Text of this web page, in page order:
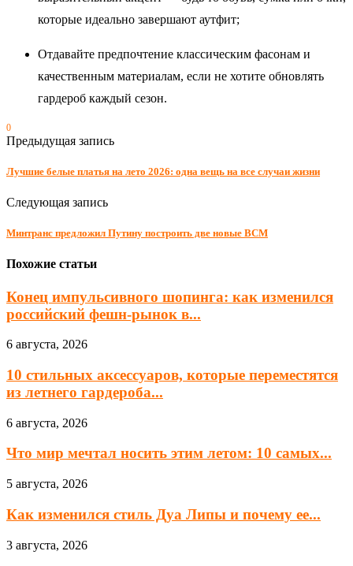
которые идеально завершают аутфит;
Отдавайте предпочтение классическим фасонам и
качественным материалам, если не хотите обновлять
гардероб каждый сезон.
0
Предыдущая запись
Лучшие белые платья на лето 2026: одна вещь на все случаи жизни
Следующая запись
Минтранс предложил Путину построить две новые ВСМ
Похожие статьи
Конец импульсивного шопинга: как изменился
российский фешн-рынок в...
6 августа, 2026
10 стильных аксессуаров, которые переместятся
из летнего гардероба...
6 августа, 2026
Что мир мечтал носить этим летом: 10 самых...
5 августа, 2026
Как изменился стиль Дуа Липы и почему ее...
3 августа, 2026